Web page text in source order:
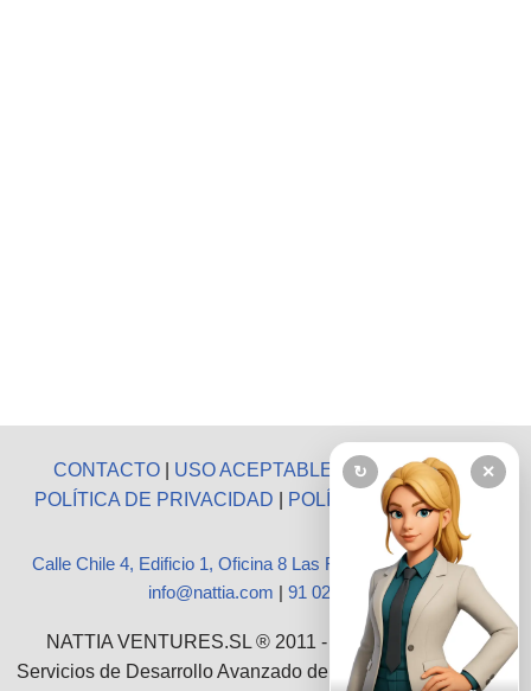
CONTACTO USO ACEPTABLE | AVISO LEGAL
|
POLÍTICA DE PRIVACIDAD
POLÍTICA DE COOKIES
Calle Chile 4, Edificio 1, Oficina 8 Las Rozas, Madrid 28290
info@nattia.com | 91 027 3665
NATTIA VENTURES.SL ® 2011 - 2026 :: Ofrecemos
Servicios de Desarrollo Avanzado de Software, Consultoría
↻ ✕